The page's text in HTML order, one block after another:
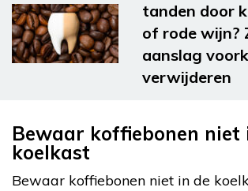
tanden door
of rode wijn?
aanslag
verwijderen
Bewaar koffiebonen niet
koelkast
Bewaar koffiebonen niet in de